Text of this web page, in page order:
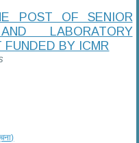
POST OF SENIOR
LABORATORY
BY ICMR